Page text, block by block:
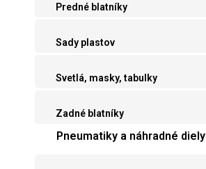
Predné blatníky
Sady plastov
Svetlá, masky, tabulky
Zadné blatníky
Pneumatiky a náhradné diely